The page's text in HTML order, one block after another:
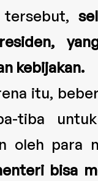
kebijakan.
itu,
tiba
oleh para
bisa